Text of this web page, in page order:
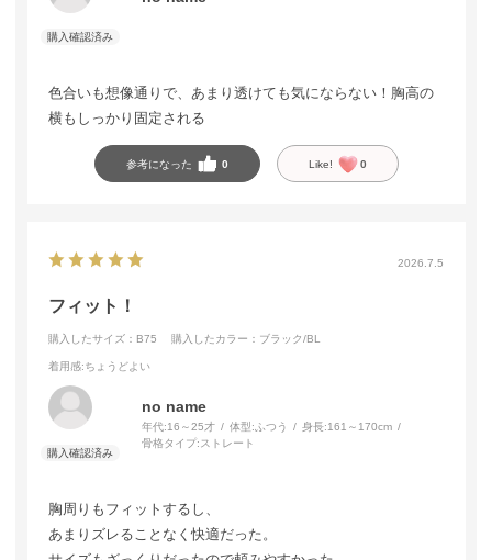
色合いも想像通りで、あまり透けても気にならない！胸高の
横もしっかり固定される
参考になった 0 Like! 0
2026.7.5
フィット！
購入したサイズ：B75 購入したカラー：ブラック/BL
着用感:ちょうどよい
no name
年代:16～25才 体型: ふつう 身長:161～170cm
骨格タイプ: ストレート
胸周りもフィットするし、
あまりズレることなく快適だった。